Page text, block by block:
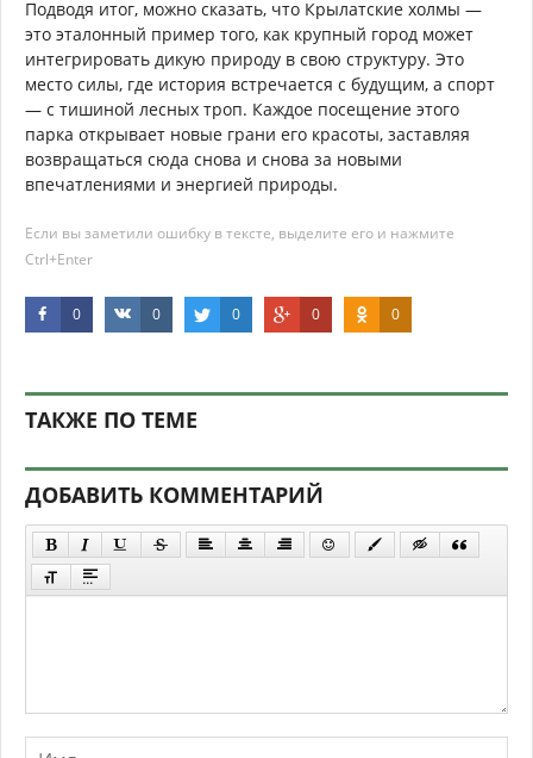
Подводя итог, можно сказать, что Крылатские холмы —
это эталонный пример того, как крупный город может
интегрировать дикую природу в свою структуру. Это
место силы, где история встречается с будущим, а спорт
— с тишиной лесных троп. Каждое посещение этого
парка открывает новые грани его красоты, заставляя
возвращаться сюда снова и снова за новыми
впечатлениями и энергией природы.
Если вы заметили ошибку в тексте, выделите его и нажмите
Ctrl+Enter
0 0 0 0 0
ТАКЖЕ ПО ТЕМЕ
ДОБАВИТЬ КОММЕНТАРИЙ